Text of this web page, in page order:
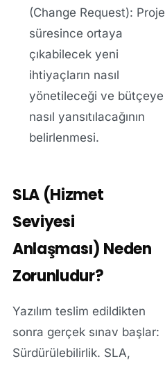
(Change Request): Proje
süresince ortaya
çıkabilecek yeni
ihtiyaçların nasıl
yönetileceği ve bütçeye
nasıl yansıtılacağının
belirlenmesi.
SLA (Hizmet
Seviyesi
Anlaşması) Neden
Zorunludur?
Yazılım teslim edildikten
sonra gerçek sınav başlar:
Sürdürülebilirlik. SLA,